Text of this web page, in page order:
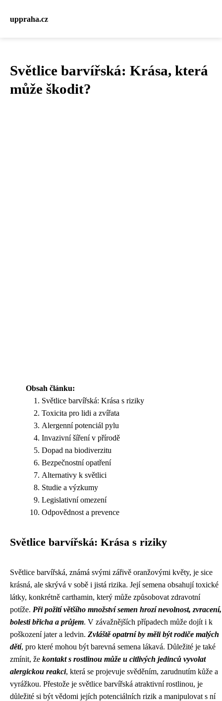
uppraha.cz
Světlice barvířská: Krása, která
může škodit?
Obsah článku:
Světlice barvířská: Krása s riziky
Toxicita pro lidi a zvířata
Alergenní potenciál pylu
Invazivní šíření v přírodě
Dopad na biodiverzitu
Bezpečnostní opatření
Alternativy k světlici
Studie a výzkumy
Legislativní omezení
Odpovědnost a prevence
Světlice barvířská: Krása s riziky
Světlice barvířská, známá svými zářivě oranžovými květy, je sice
krásná, ale skrývá v sobě i jistá rizika. Její semena obsahují toxické
látky, konkrétně carthamin, který může způsobovat zdravotní
potíže. Při požití většího množství semen hrozí nevolnost, zvracení,
bolesti břicha a průjem. V závažnějších případech může dojít i k
poškození jater a ledvin. Zvláště opatrní by měli být rodiče malých
dětí, pro které mohou být barevná semena lákavá. Důležité je také
zmínit, že kontakt s rostlinou může u citlivých jedinců vyvolat
alergickou reakci, která se projevuje svěděním, zarudnutím kůže a
vyrážkou. Přestože je světlice barvířská atraktivní rostlinou, je
důležité si být vědomi jejích potenciálních rizik a manipulovat s ní